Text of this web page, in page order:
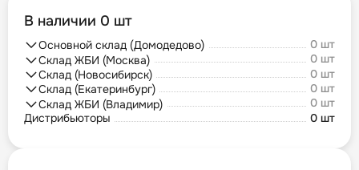
В наличии 0 шт
Основной склад (Домодедово)
0 шт
Склад ЖБИ (Москва)
0 шт
Склад (Новосибирск)
0 шт
Склад (Екатеринбург)
0 шт
Склад ЖБИ (Владимир)
0 шт
Дистрибьюторы
0 шт